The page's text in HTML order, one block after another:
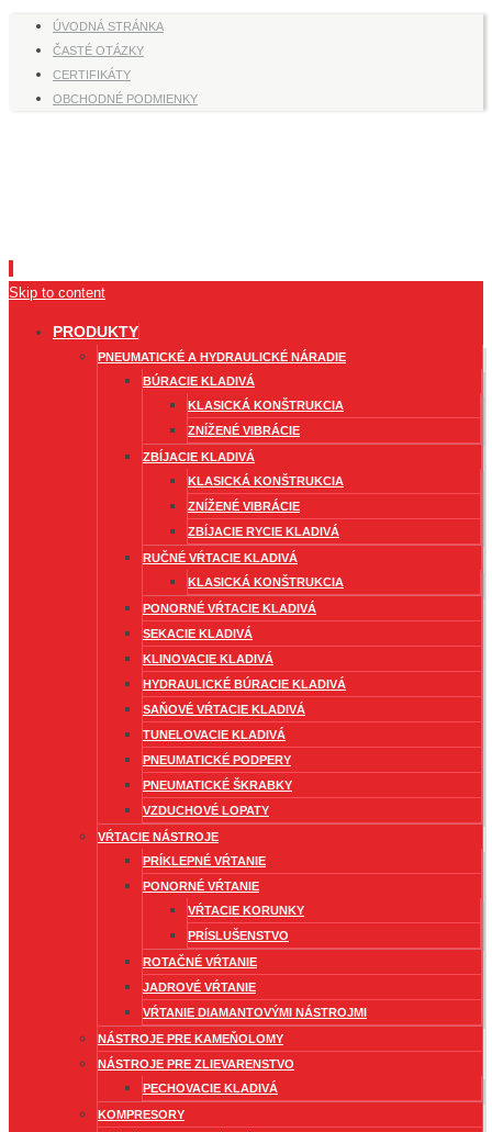
ÚVODNÁ STRÁNKA
ČASTÉ OTÁZKY
CERTIFIKÁTY
OBCHODNÉ PODMIENKY
Skip to content
PRODUKTY
PNEUMATICKÉ A HYDRAULICKÉ NÁRADIE
BÚRACIE KLADIVÁ
KLASICKÁ KONŠTRUKCIA
ZNÍŽENÉ VIBRÁCIE
ZBÍJACIE KLADIVÁ
KLASICKÁ KONŠTRUKCIA
ZNÍŽENÉ VIBRÁCIE
ZBÍJACIE RYCIE KLADIVÁ
RUČNÉ VŔTACIE KLADIVÁ
KLASICKÁ KONŠTRUKCIA
PONORNÉ VŔTACIE KLADIVÁ
SEKACIE KLADIVÁ
KLINOVACIE KLADIVÁ
HYDRAULICKÉ BÚRACIE KLADIVÁ
SAŇOVÉ VŔTACIE KLADIVÁ
TUNELOVACIE KLADIVÁ
PNEUMATICKÉ PODPERY
PNEUMATICKÉ ŠKRABKY
VZDUCHOVÉ LOPATY
VŔTACIE NÁSTROJE
PRÍKLEPNÉ VŔTANIE
PONORNÉ VŔTANIE
VŔTACIE KORUNKY
PRÍSLUŠENSTVO
ROTAČNÉ VŔTANIE
JADROVÉ VŔTANIE
VŔTANIE DIAMANTOVÝMI NÁSTROJMI
NÁSTROJE PRE KAMEŇOLOMY
NÁSTROJE PRE ZLIEVARENSTVO
PECHOVACIE KLADIVÁ
KOMPRESORY